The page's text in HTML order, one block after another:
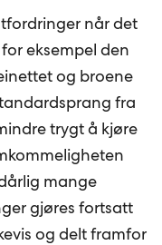
når det
eksempel den
og broene
fra
trygt å kjøre
mange
gjøres fortsatt
og delt framfor